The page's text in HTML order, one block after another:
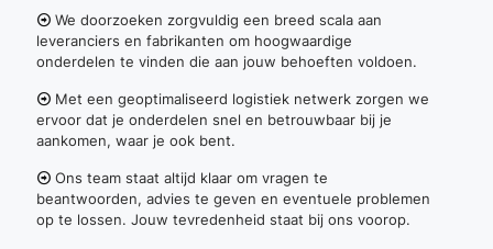
We doorzoeken zorgvuldig een breed scala aan
leveranciers en fabrikanten om hoogwaardige
onderdelen te vinden die aan jouw behoeften voldoen.
Met een geoptimaliseerd logistiek netwerk zorgen we
ervoor dat je onderdelen snel en betrouwbaar bij je
aankomen, waar je ook bent.
Ons team staat altijd klaar om vragen te
beantwoorden, advies te geven en eventuele problemen
op te lossen. Jouw tevredenheid staat bij ons voorop.